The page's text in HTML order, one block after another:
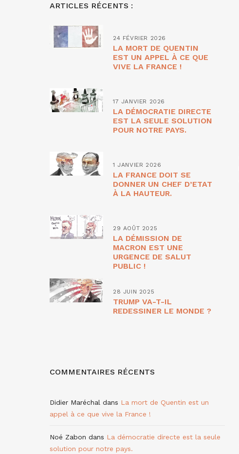
ARTICLES RÉCENTS :
24 FÉVRIER 2026
LA MORT DE QUENTIN
EST UN APPEL À CE QUE
VIVE LA FRANCE !
17 JANVIER 2026
LA DÉMOCRATIE DIRECTE
EST LA SEULE SOLUTION
POUR NOTRE PAYS.
1 JANVIER 2026
LA FRANCE DOIT SE
DONNER UN CHEF D’ETAT
À LA HAUTEUR.
29 AOÛT 2025
LA DÉMISSION DE
MACRON EST UNE
URGENCE DE SALUT
PUBLIC !
28 JUIN 2025
TRUMP VA-T-IL
REDESSINER LE MONDE ?
COMMENTAIRES RÉCENTS
Didier Maréchal dans La mort de Quentin est un
appel à ce que vive la France !
Noé Zabon dans La démocratie directe est la seule
solution pour notre pays.